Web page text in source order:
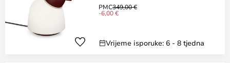
PMC349,00 €
-6,00 €
Vrijeme isporuke: 6 - 8 tjedna